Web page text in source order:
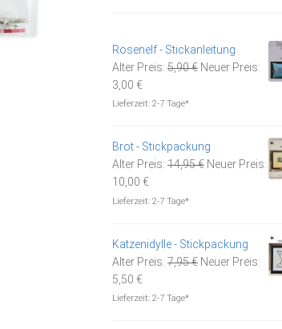
Rosenelf - Stickanleitung
Alter Preis: 5,90€ Ursprünglicher
Neuer Preis:
3,00 €Aktueller
Preis
Lieferzeit:2-7 Tage*
Brot - Stickpackung
Alter Preis: 14,95€ Ursprünglicher
Neuer Preis:
10,00 €Aktueller
Preis
Lieferzeit:2-7 Tage*
Katzenidylle - Stickpackung
Alter Preis: 7,95€ Ursprünglicher
Neuer Preis:
5,50 €Aktueller
Preis
Lieferzeit:2-7 Tage*